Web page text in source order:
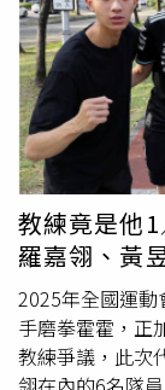
館（中和跆拳道
煌成績。全國運
打，雲林縣長張
林縣府提供）按
擔任，但今年女
傑領軍，男子組
與多數選手不熟
中午在樹林集訓
多半是學生或國
學接受訓練，下
練未顧慮到選手
「提醒」過若不
外，過去代表隊
教練竟是他
羅嘉翎、黃
2025年全國運
手磨拳霍霍，正
教練爭議，此次